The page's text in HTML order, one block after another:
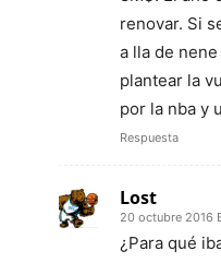
renovar. Si
a lla de
plantear la
por la nba y
Respuesta
Lost
20 octubre 2016
¿Para qué